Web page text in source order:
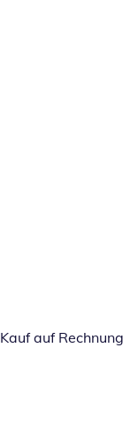
Kauf auf Rechnung